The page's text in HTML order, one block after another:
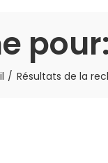
Résultats de la